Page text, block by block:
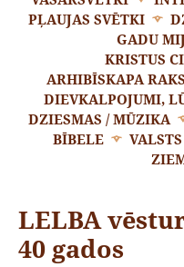
PĻAUJAS SVĒTKI
GADU
KRISTUS
ARHIBĪSKAPA
DIEVKALPOJUMI,
DZIESMAS / MŪZIKA
BĪBELE
LELBA
40 gados